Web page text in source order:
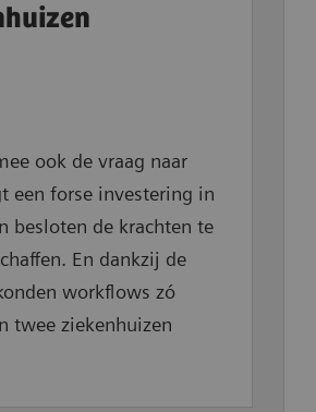
ook de vraag naar
een forse investering in
besloten de krachten te
En dankzij de
workflows zó
twee ziekenhuizen